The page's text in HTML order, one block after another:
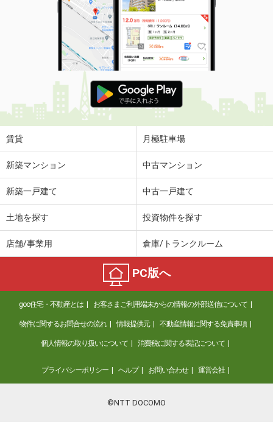
賃貸 月極駐車場
新築マンション 中古マンション
新築一戸建て 中古一戸建て
土地を探す 投資物件を探す
店舗/事業用 倉庫/トランクルーム
PC版へ
goo住宅・不動産とは お客さまご利用端末からの情報の外部送信について
物件に関するお問合せの流れ 情報提供元 不動産情報に関する免責事項
個人情報の取り扱いについて 消費税に関する表記について
プライバシーポリシー ヘルプ お問い合わせ 運営会社
©NTT DOCOMO